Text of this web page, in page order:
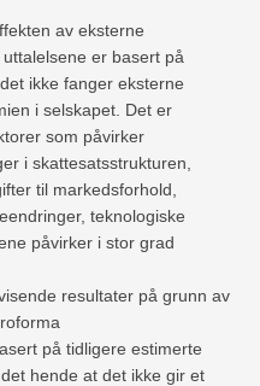
av eksterne
er basert på
ikke fanger eksterne
i selskapet. Det er
som påvirker
i skattesatsstrukturen,
til markedsforhold,
teknologiske
påvirker i stor grad
resultater på grunn av
på tidligere estimerte
hende at det ikke gir et